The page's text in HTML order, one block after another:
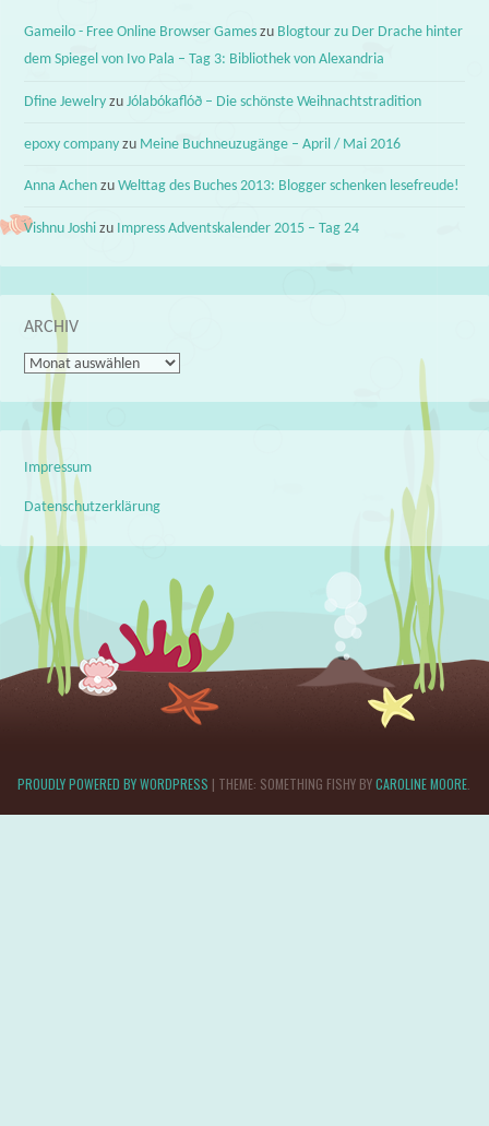
Gameilo - Free Online Browser Games zu Blogtour zu Der Drache hinter
dem Spiegel von Ivo Pala – Tag 3: Bibliothek von Alexandria
Dfine Jewelry zuJólabókaflóð – Die schönste Weihnachtstradition
epoxy company zu Meine Buchneuzugänge – April / Mai 2016
Anna Achen zuWelttag des Buches 2013: Blogger schenken lesefreude!
Vishnu Joshi zu Impress Adventskalender 2015 – Tag 24
ARCHIV
Archiv
Impressum
Datenschutzerklärung
PROUDLY POWERED BY WORDPRESS | THEME: SOMETHING FISHY BYCAROLINE MOORE